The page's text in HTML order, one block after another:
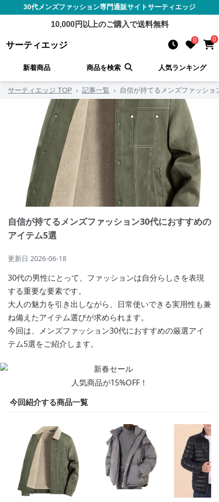
30代メンズファッション専門通販サイトサーティエッジ
10,000円以上のご購入で送料無料
サーティエッジ 0 0
新着商品 商品を検索 人気ランキング
サーティエッジ TOP › 記事一覧 › 自信が持てるメンズファッシ
自信が持てるメンズファッション30代におすすめの
アイテム5選
更新日 2026-06-18
30代の男性にとって、ファッションは自分らしさを表現
する重要な要素です。
大人の魅力を引き出しながら、日常使いできる実用性も兼
ね備えたアイテム選びが求められます。
今回は、メンズファッション30代におすすめの厳選アイ
テム5選をご紹介します。
人気商品が15%OFF！
今回紹介する商品一覧